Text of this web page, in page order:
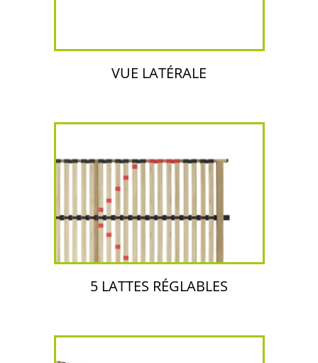
VUE LATÉRALE
5 LATTES RÉGLABLES